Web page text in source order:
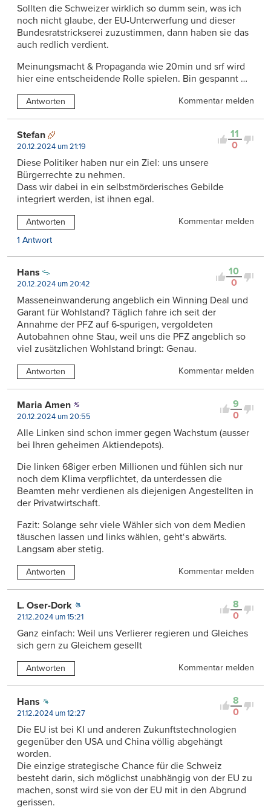
Sollten die Schweizer wirklich so dumm sein, was ich
noch nicht glaube, der EU-Unterwerfung und dieser
Bundesratstrickserei zuzustimmen, dann haben sie das
auch redlich verdient.
Meinungsmacht & Propaganda wie 20min und srf wird
hier eine entscheidende Rolle spielen. Bin gespannt …
Antworten Kommentar melden
11
0
Stefan
20.12.2024 um 21:19
Diese Politiker haben nur ein Ziel: uns unsere
Bürgerrechte zu nehmen.
Dass wir dabei in ein selbstmörderisches Gebilde
integriert werden, ist ihnen egal.
Antworten
Kommentar melden
1 Antwort
10
0
Hans
20.12.2024 um 20:42
Masseneinwanderung angeblich ein Winning Deal und
Garant für Wohlstand? Täglich fahre ich seit der
Annahme der PFZ auf 6-spurigen, vergoldeten
Autobahnen ohne Stau, weil uns die PFZ angeblich so
viel zusätzlichen Wohlstand bringt: Genau.
Antworten Kommentar melden
9
0
Maria Amen
20.12.2024 um 20:55
Alle Linken sind schon immer gegen Wachstum (ausser
bei Ihren geheimen Aktiendepots).
Die linken 68iger erben Millionen und fühlen sich nur
noch dem Klima verpflichtet, da unterdessen die
Beamten mehr verdienen als diejenigen Angestellten in
der Privatwirtschaft.
Fazit: Solange sehr viele Wähler sich von dem Medien
täuschen lassen und links wählen, geht‘s abwärts.
Langsam aber stetig.
Antworten Kommentar melden
8
0
L. Oser-Dork
21.12.2024 um 15:21
Ganz einfach: Weil uns Verlierer regieren und Gleiches
sich gern zu Gleichem gesellt
Antworten Kommentar melden
8
0
Hans
21.12.2024 um 12:27
Die EU ist bei KI und anderen Zukunftstechnologien
gegenüber den USA und China völlig abgehängt
worden.
Die einzige strategische Chance für die Schweiz
besteht darin, sich möglichst unabhängig von der EU zu
machen, sonst wird sie von der EU mit in den Abgrund
gerissen.